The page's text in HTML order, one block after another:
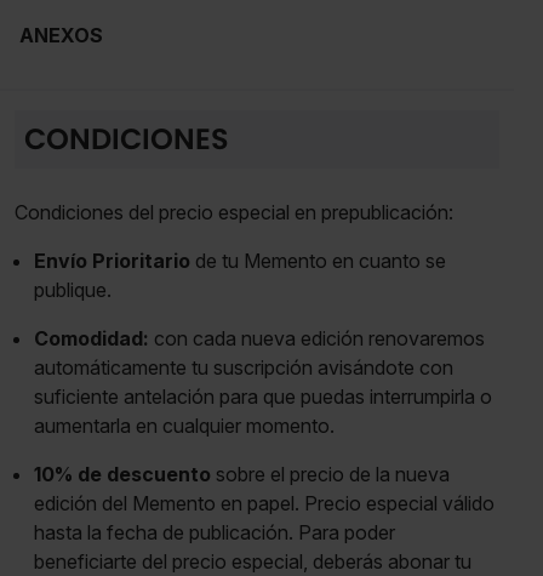
ANEXOS
CONDICIONES
Condiciones del precio especial en prepublicación:
Envío Prioritario de tu Memento en cuanto se
publique.
Comodidad: con cada nueva edición renovaremos
automáticamente tu suscripción avisándote con
suficiente antelación para que puedas interrumpirla o
aumentarla en cualquier momento.
10% de descuento sobre el precio de la nueva
edición del Memento en papel. Precio especial válido
hasta la fecha de publicación. Para poder
beneficiarte del precio especial, deberás abonar tu